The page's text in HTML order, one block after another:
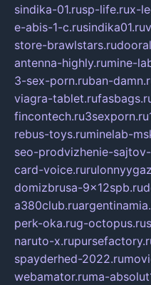
sindika-01.rusp-life.rux-
e-abis-1-c.rusindika01.ru
store-brawlstars.ru
antenna-highly.rumine-
3-sex-porn.ruban-
viagra-tablet.ru
fincontech.ru3sexporn.ru
rebus-toys.ruminelab-
seo-prodvizhenie-
card-voice.ru
domizbrusa-9x12spb.ru
a380club.ru
perk-oka.rug-octopus.ru
naruto-x.ru
spayderhed-2022.ru
webamator.ruma-